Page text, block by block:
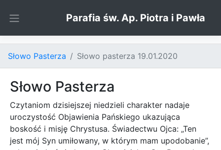
Parafia św. Ap. Piotra i Pawła
Słowo Pasterza Słowo pasterza 19.01.2020
Słowo Pasterza
Czytaniom dzisiejszej niedzieli charakter nadaje
uroczystość Objawienia Pańskiego ukazująca
boskość i misję Chrystusa. Świadectwu Ojca: „Ten
jest mój Syn umiłowany, w którym mam upodobanie”,